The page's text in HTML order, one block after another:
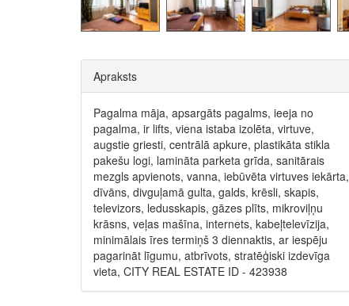
Apraksts
Pagalma māja, apsargāts pagalms, ieeja no
pagalma, ir lifts, viena istaba izolēta, virtuve,
augstie griesti, centrālā apkure, plastikāta stikla
pakešu logi, lamināta parketa grīda, sanitārais
mezgls apvienots, vanna, iebūvēta virtuves iekārta,
dīvāns, divguļamā gulta, galds, krēsli, skapis,
televizors, ledusskapis, gāzes plīts, mikroviļņu
krāsns, veļas mašīna, internets, kabeļtelevīzija,
minimālais īres termiņš 3 diennaktis, ar iespēju
pagarināt līgumu, atbrīvots, stratēģiski izdevīga
vieta, CITY REAL ESTATE ID - 423938